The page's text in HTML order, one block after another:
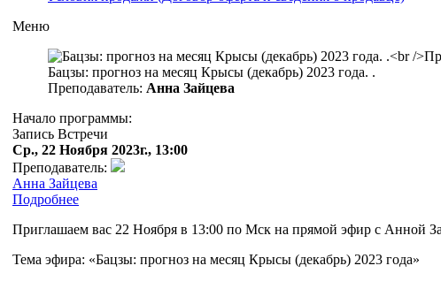
Меню
Бацзы: прогноз на месяц Крысы (декабрь) 2023 года. .
Преподаватель: Анна Зайцева
Начало программы:
Запись Встречи
Ср., 22 Ноября 2023г., 13:00
Преподаватель:
Анна Зайцева
Подробнее
Приглашаем вас 22 Ноября в 13:00 по Мск на прямой эфир с Анной
Тема эфира: «Бацзы: прогноз на месяц Крысы (декабрь) 2023 года»